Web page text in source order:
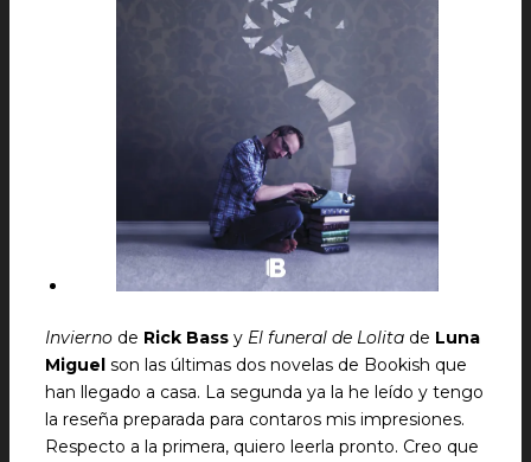
Invierno de Rick Bass y El funeral de Lolita de Luna
Miguel son las últimas dos novelas de Bookish que
han llegado a casa. La segunda ya la he leído y tengo
la reseña preparada para contaros mis impresiones.
Respecto a la primera, quiero leerla pronto. Creo que